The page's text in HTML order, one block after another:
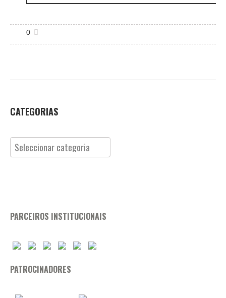
0
CATEGORIAS
Categorias
PARCEIROS INSTITUCIONAIS
PATROCINADORES